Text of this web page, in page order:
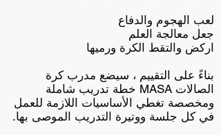
لعب الهجوم والدفاع
جعل معالجة العلم
اركض والتقط الكرة ورميها
بناءً على التقييم ، سيضع مدرب كرة
الصالات MASA خطة تدريب شاملة
ومخصصة تغطي الأساسيات اللازمة للعمل
في كل جلسة ووتيرة التدريب الموصى بها.